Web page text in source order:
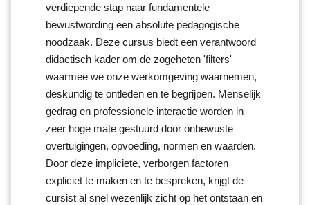
verdiepende stap naar fundamentele
bewustwording een absolute pedagogische
noodzaak. Deze cursus biedt een verantwoord
didactisch kader om de zogeheten 'filters'
waarmee we onze werkomgeving waarnemen,
deskundig te ontleden en te begrijpen. Menselijk
gedrag en professionele interactie worden in
zeer hoge mate gestuurd door onbewuste
overtuigingen, opvoeding, normen en waarden.
Door deze impliciete, verborgen factoren
expliciet te maken en te bespreken, krijgt de
cursist al snel wezenlijk zicht op het ontstaan en